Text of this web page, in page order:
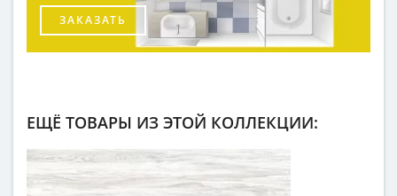
ЗАКАЗАТЬ
ЕЩЁ ТОВАРЫ ИЗ ЭТОЙ КОЛЛЕКЦИИ: